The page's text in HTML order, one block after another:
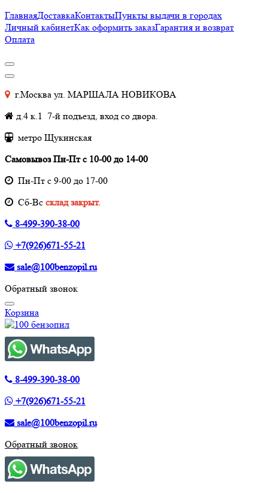
ГлавнаяДоставкаКонтактыПункты выдачи в городах
Личный кабинетКак оформить заказГарантия и возврат
Оплата
г.Москва ул. МАРШАЛА НОВИКОВА
д.4 к.1 7-й подъезд, вход со двора.
метро Щукинская
Самовывоз Пн-Пт с 10-00 до 14-00
Пн-Пт с 9-00 до 17-00
Cб-Вс склад закрыт.
8-499-390-38-00
+7(926)671-55-21
sale@100benzopil.ru
Обратный звонок
Корзина
8-499-390-38-00
+7(926)671-55-21
sale@100benzopil.ru
Обратный звонок